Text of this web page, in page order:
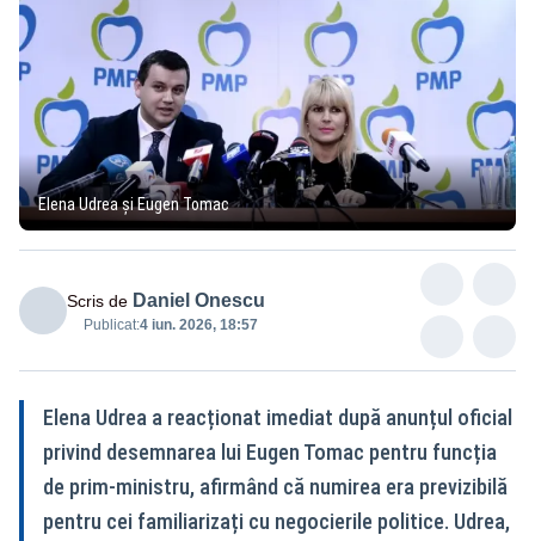
Elena Udrea și Eugen Tomac
Scris de Daniel Onescu
Publicat:4 iun. 2026, 18:57
Elena Udrea a reacționat imediat după anunțul oficial
privind desemnarea lui Eugen Tomac pentru funcția
de prim-ministru, afirmând că numirea era previzibilă
pentru cei familiarizați cu negocierile politice. Udrea,